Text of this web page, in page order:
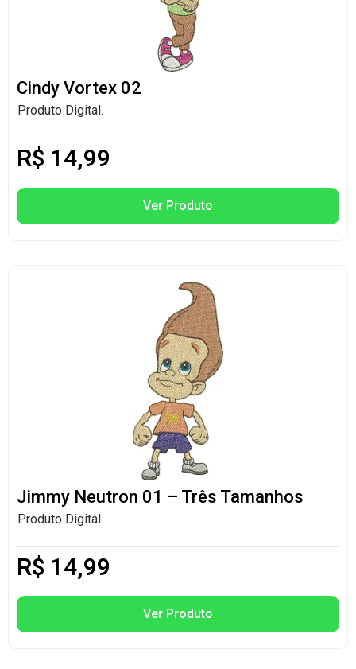
Cindy Vortex 02
Produto Digital.
R$ 14,99
Ver Produto
Jimmy Neutron 01 – Três Tamanhos
Produto Digital.
R$ 14,99
Ver Produto